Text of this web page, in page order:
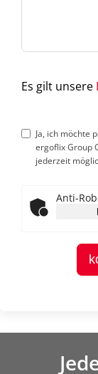
Es gilt unsere
Ja, ich möchte
ergoflix Group
jederzeit
Anti-